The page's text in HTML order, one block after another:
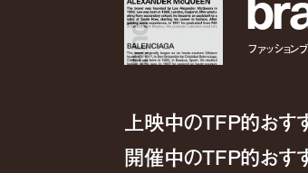
ファッション
上映中のTFP的おす
開催中のTFP的おす